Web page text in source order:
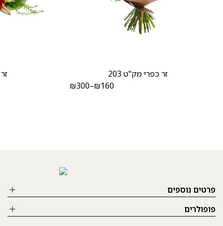
זר כפרי מק"ט 203
₪160
–
₪300
פרטים נוספים
פופולרים